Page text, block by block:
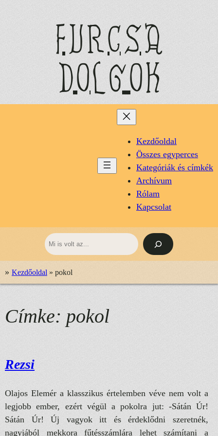
furcsa
dolgok
Kezdőoldal
Összes egyperces
Kategóriák és címkék
Archívum
Rólam
Kapcsolat
Keresés
» Kezdőoldal » pokol
Címke: pokol
Rezsi
Olajos Elemér a klasszikus értelemben véve nem volt a
legjobb ember, ezért végül a pokolra jut: -Sátán Úr!
Sátán Úr! Új vagyok itt és érdeklődni szeretnék,
nagyjából mekkora fűtésszámlára lehet számítani a